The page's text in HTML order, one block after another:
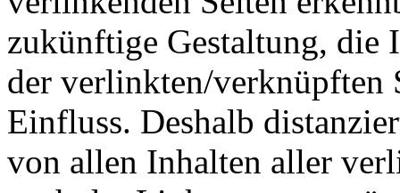
zukünftige Gestaltung, die
der verlinkten/verknüpften
Einfluss. Deshalb
von allen Inhalten aller